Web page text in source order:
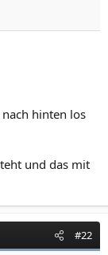
hinten los
und das mit
#22